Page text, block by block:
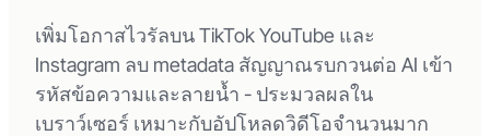
เพิ่มโอกาสไวรัลบน TikTok YouTube และ
Instagram ลบ metadata สัญญาณรบกวนต่อ AI เข้า
รหัสข้อความและลายน้ำ - ประมวลผลใน
เบราว์เซอร์ เหมาะกับอัปโหลดวิดีโอจำนวนมาก